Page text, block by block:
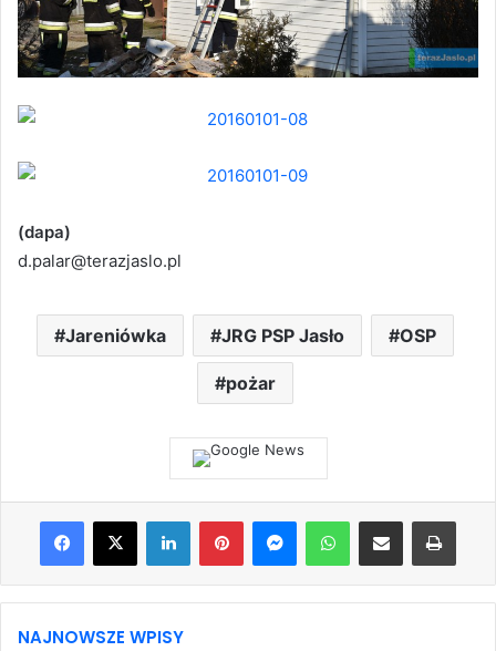
(dapa)
d.palar@terazjaslo.pl
Jareniówka JRG PSP Jasło OSP
pożar
Facebook
X LinkedInPinterestMessengerWhatsAppShare via Email Print
NAJNOWSZE WPISY